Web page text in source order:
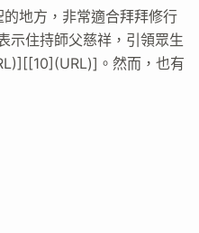
地方，非常適合拜拜修行
住持師父慈祥，引領眾生
。然而，也有